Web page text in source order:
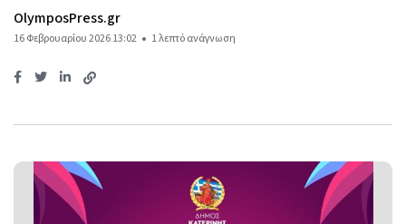
OlymposPress.gr
16 Φεβρουαρίου 2026 13:02 1 λεπτό ανάγνωση